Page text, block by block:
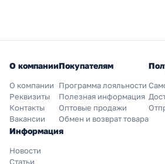
О компании
О компании
Реквизиты
Контакты
Вакансии
Покупателям
Программа лояльности
Полезная информация
Оптовые продажи
Обмен и возврат товара
Информация
Новости
Статьи